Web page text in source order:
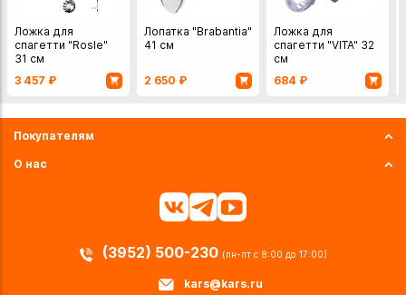
Ложка для
спагетти "Rosle"
31 см
3 457 ₽
Лопатка "Brabantia"
41 см
2 650 ₽
Ложка для
спагетти "VITA" 32
см
684 ₽
Покупателям
О нас
(3952) 500-230 (пн-пт с 8:00 до 17:00)
kars@kars.ru